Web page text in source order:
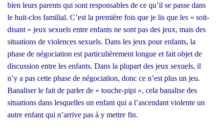
bien leurs parents qui sont res­pon­sables de ce qu’il se passe dans
le huit-clos fami­lial. C’est la pre­mière fois que je lis que les « soit-
disant » jeux sexuels entre enfants ne sont pas des jeux, mais des
situa­tions de vio­lences sexuels. Dans les jeux pour enfants, la
phase de négo­cia­tion est par­ti­cu­liè­re­ment longue et fait objet de
dis­cus­sion entre les enfants. Dans la plu­part des jeux sexuels, il
n’y a pas cette phase de négo­cia­tion, donc ce n’est plus un jeu.
Bana­li­ser le fait de par­ler de « touche-pipi », cela bana­lise des
situa­tions dans les­quelles un enfant qui a l’ascendant vio­lente un
autre enfant qui n’arrive pas à y mettre fin.